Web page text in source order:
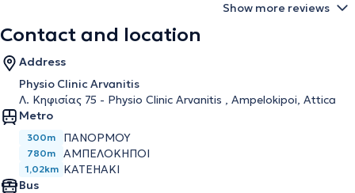
Show more reviews
Contact and location
Address
Physio Clinic Arvanitis
Λ. Κηφισίας 75 - Physio Clinic Arvanitis , Ampelokipoi, Attica
Metro
300m ΠΑΝΌΡΜΟΥ
780m ΑΜΠΕΛΌΚΗΠΟΙ
1,02km KATEHAKI
Bus